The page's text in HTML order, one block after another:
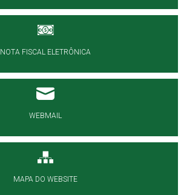
NOTA FISCAL ELETRÔNICA
WEBMAIL
MAPA DO WEBSITE